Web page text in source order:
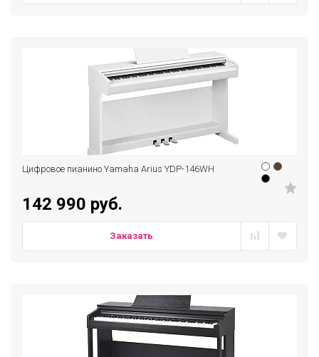
Цифровое пианино Yamaha Arius YDP-146WH
142 990 руб.
Заказать